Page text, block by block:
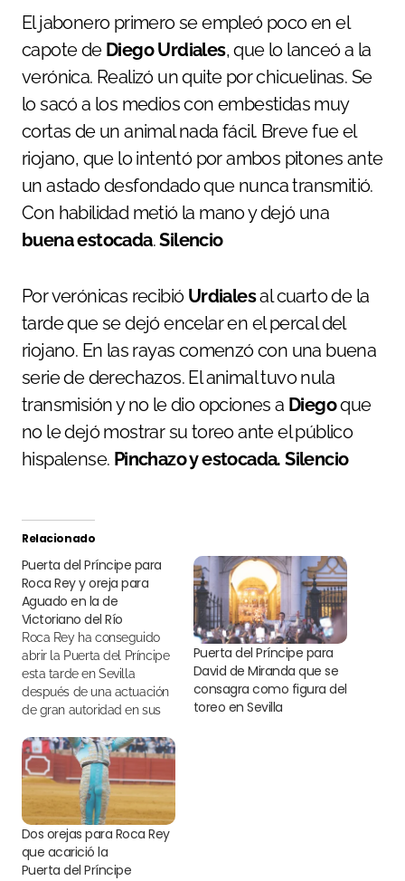
El jabonero primero se empleó poco en el
capote de Diego Urdiales, que lo lanceó a la
verónica. Realizó un quite por chicuelinas. Se
lo sacó a los medios con embestidas muy
cortas de un animal nada fácil. Breve fue el
riojano, que lo intentó por ambos pitones ante
un astado desfondado que nunca transmitió.
Con habilidad metió la mano y dejó una
buena estocada.Silencio
Por verónicas recibió Urdialesal cuarto de la
tarde que se dejó encelar en el percal del
riojano. En las rayas comenzó con una buena
serie de derechazos. El animal tuvo nula
transmisión y no le dio opciones a Diegoque
no le dejó mostrar su toreo ante el público
hispalense. Pinchazo y estocada. Silencio
Relacionado
Puerta del Príncipe para
Roca Rey y oreja para
Aguado en la de
Victoriano del Río
Roca Rey ha conseguido
abrir la Puerta del Príncipe
esta tarde en Sevilla
después de una actuación
de gran autoridad en sus
Puerta del Príncipe para
David de Miranda que se
consagra como figura del
toreo en Sevilla
Dos orejas para Roca Rey
que acarició la
Puerta del Príncipe